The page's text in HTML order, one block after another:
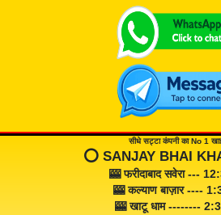
सीधे सट्टा कंपनी का No 1
⭕️ SANJAY BHAI
🎰 फरीदाबाद सवेरा ---
🎰 कल्याण बाज़ार ----
🎰 खाटू धाम --------